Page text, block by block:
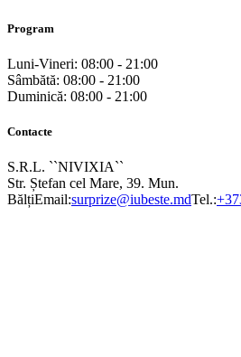
Program
Luni-Vineri: 08:00 - 21:00
Sâmbătă: 08:00 - 21:00
Duminică: 08:00 - 21:00
Contacte
S.R.L. ``NIVIXIA``
Str. Ștefan cel Mare, 39. Mun.
BălțiEmail:surprize@iubeste.mdTel.: